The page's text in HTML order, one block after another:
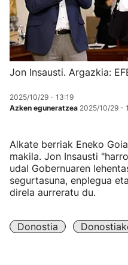
Jon Insausti. Argazkia:
2025/10/29 - 13:19
Azken eguneratzea 2025/10/29 -
Alkate berriak Eneko
makila. Jon Insausti
udal Gobernuaren
segurtasuna, enplegua
direla aurreratu du.
Donostia